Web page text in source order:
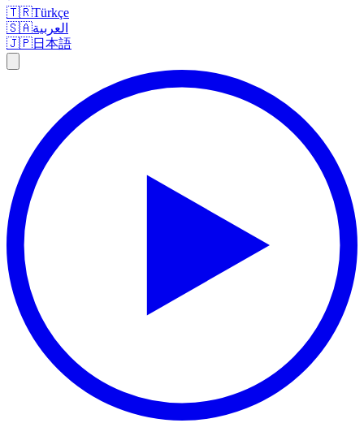
🇹🇷Türkçe
🇸🇦العربية
🇯🇵日本語